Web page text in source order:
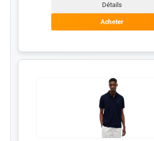
Détails
Acheter